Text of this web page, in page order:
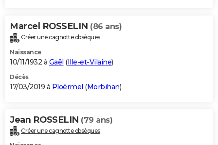
Marcel ROSSELIN (86 ans)
Créer une cagnotte obsèques
Naissance
10/11/1932 à Gaël (Ille-et-Vilaine)
Décès
17/03/2019 à Ploërmel (Morbihan)
Jean ROSSELIN (79 ans)
Créer une cagnotte obsèques